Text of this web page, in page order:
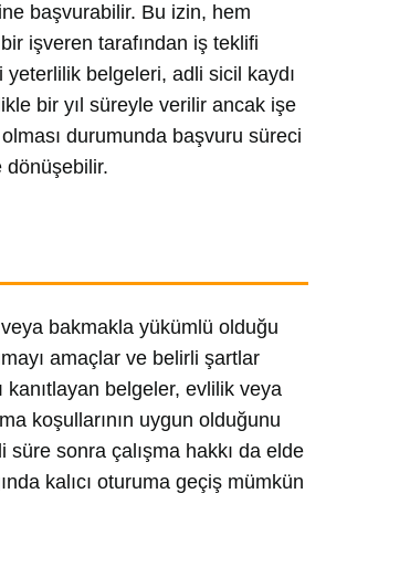
başvurabilir. Bu izin, hem
işveren tarafından iş teklifi
yeterlilik belgeleri, adli sicil kaydı
bir yıl süreyle verilir ancak işe
durumunda başvuru süreci
dönüşebilir.
bakmakla yükümlü olduğu
amaçlar ve belirli şartlar
kanıtlayan belgeler, evlilik veya
koşullarının uygun olduğunu
sonra çalışma hakkı da elde
kalıcı oturuma geçiş mümkün